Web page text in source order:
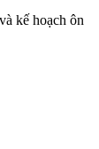
kế hoạch ôn